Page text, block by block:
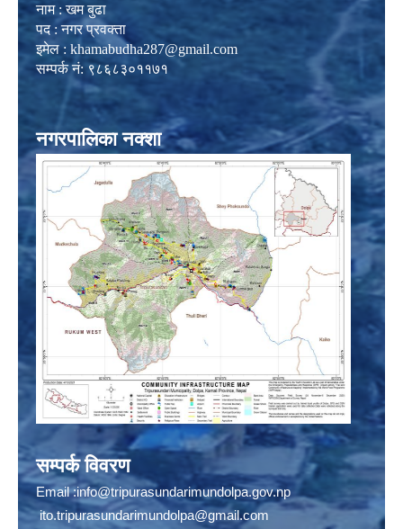
नाम : खम बुढा
पद : नगर प्रवक्ता
इमेल : khamabudha287@gmail.com
सम्पर्क नं: ९८६८३०११७१
नगरपालिका नक्शा
सम्पर्क विवरण
Email :info@tripurasundarimundolpa.gov.np
ito.tripurasundarimundolpa@gmail.com